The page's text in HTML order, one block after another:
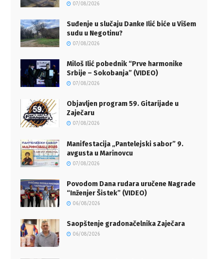
07/08/2026
Suđenje u slučaju Danke Ilić biće u Višem
sudu u Negotinu?
07/08/2026
Miloš Ilić pobednik “Prve harmonike
Srbije – Sokobanja” (VIDEO)
07/08/2026
Objavljen program 59. Gitarijade u
Zaječaru
07/08/2026
Manifestacija „Pantelejski sabor” 9.
avgusta u Marinovcu
07/08/2026
Povodom Dana rudara uručene Nagrade
“Inženjer Šistek” (VIDEO)
06/08/2026
Saopštenje gradonačelnika Zaječara
06/08/2026